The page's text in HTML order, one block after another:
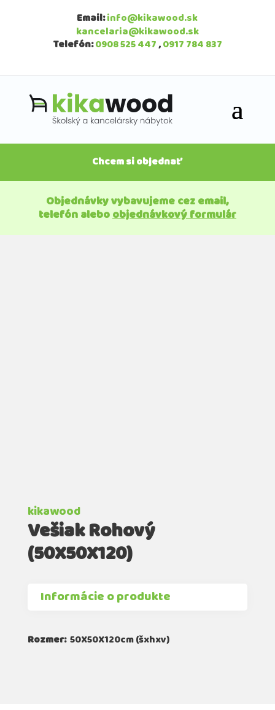
Email:info@kikawood.sk
kancelaria@kikawood.sk
Telefón:0908 525 447,0917 784 837
Chcem si objednať
Objednávky vybavujeme cez email,
telefón aleboobjednávkový formulár
kikawood
Vešiak Rohový
(50X50X120)
Informácie o produkte
Rozmer:50X50X120cm (šxhxv)